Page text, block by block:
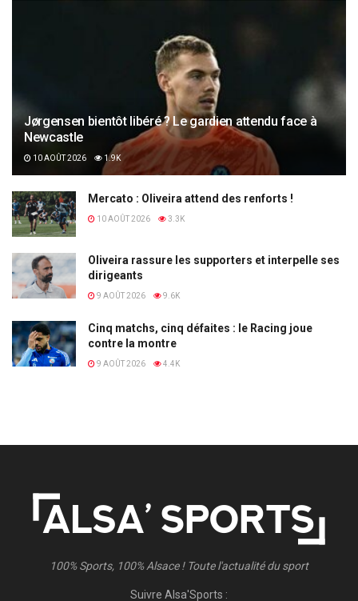
Jørgensen bientôt libéré ? Le gardien attendu face à
Newcastle
10 AOÛT 2026 1.9K
Mercato : Oliveira attend des renforts !
10 AOÛT 2026 3.3K
Oliveira rassure les supporters et interpelle ses
dirigeants
9 AOÛT 2026 9.6K
Cinq matchs, cinq défaites : le Racing joue
contre la montre
9 AOÛT 2026 4.4K
100% Sports, 100% Alsace ! Toute l'actualité du sport
Suivre Alsa'Sports :